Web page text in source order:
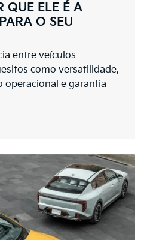
QUE ELE É A
O SEU
entre veículos
como versatilidade,
operacional e garantia